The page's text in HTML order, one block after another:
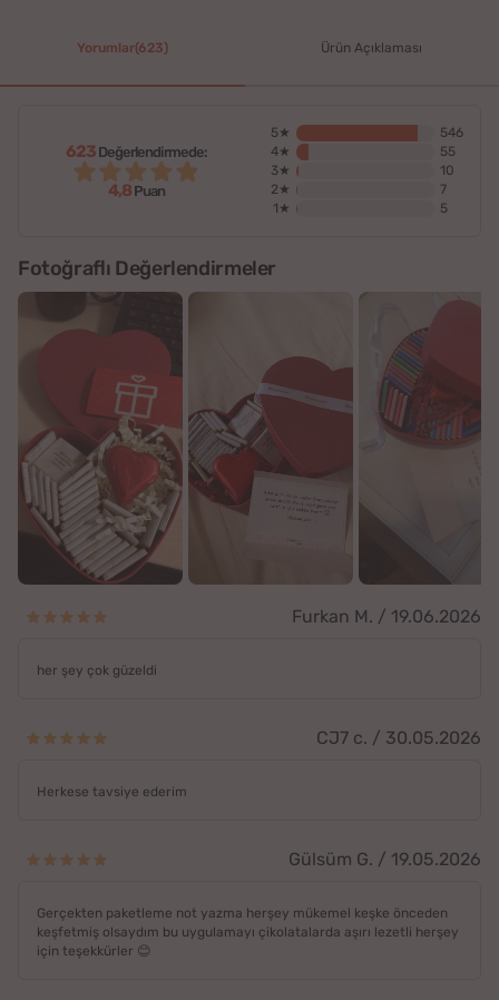
Yorumlar(623) Ürün Açıklaması
623Değerlendirmede:
4,8Puan
5★
546
4★
55
3★
10
2★
7
1★
5
Fotoğraflı Değerlendirmeler
Furkan M. / 19.06.2026
her şey çok güzeldi
CJ7 c. / 30.05.2026
Herkese tavsiye ederim
Gülsüm G. / 19.05.2026
Gerçekten paketleme not yazma herşey mükemel keşke önceden
keşfetmiş olsaydım bu uygulamayı çikolatalarda aşırı lezetli herşey
için teşekkürler 😊